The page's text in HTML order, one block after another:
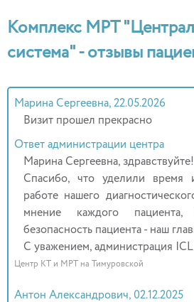
Комплекс МРТ
система" - отзывы
Марина Сергеевна, 22.05.2026
Визит прошел прекрасно
Ответ администрации центра
Марина Сергеевна, здравствуйте!
Спасибо, что уделили время
работе нашего
мнение каждого
безопасность пациента - наш
С уважением, администрация
Центр КТ и МРТ на Тимуровской
Антон Александрович, 02.12.2025